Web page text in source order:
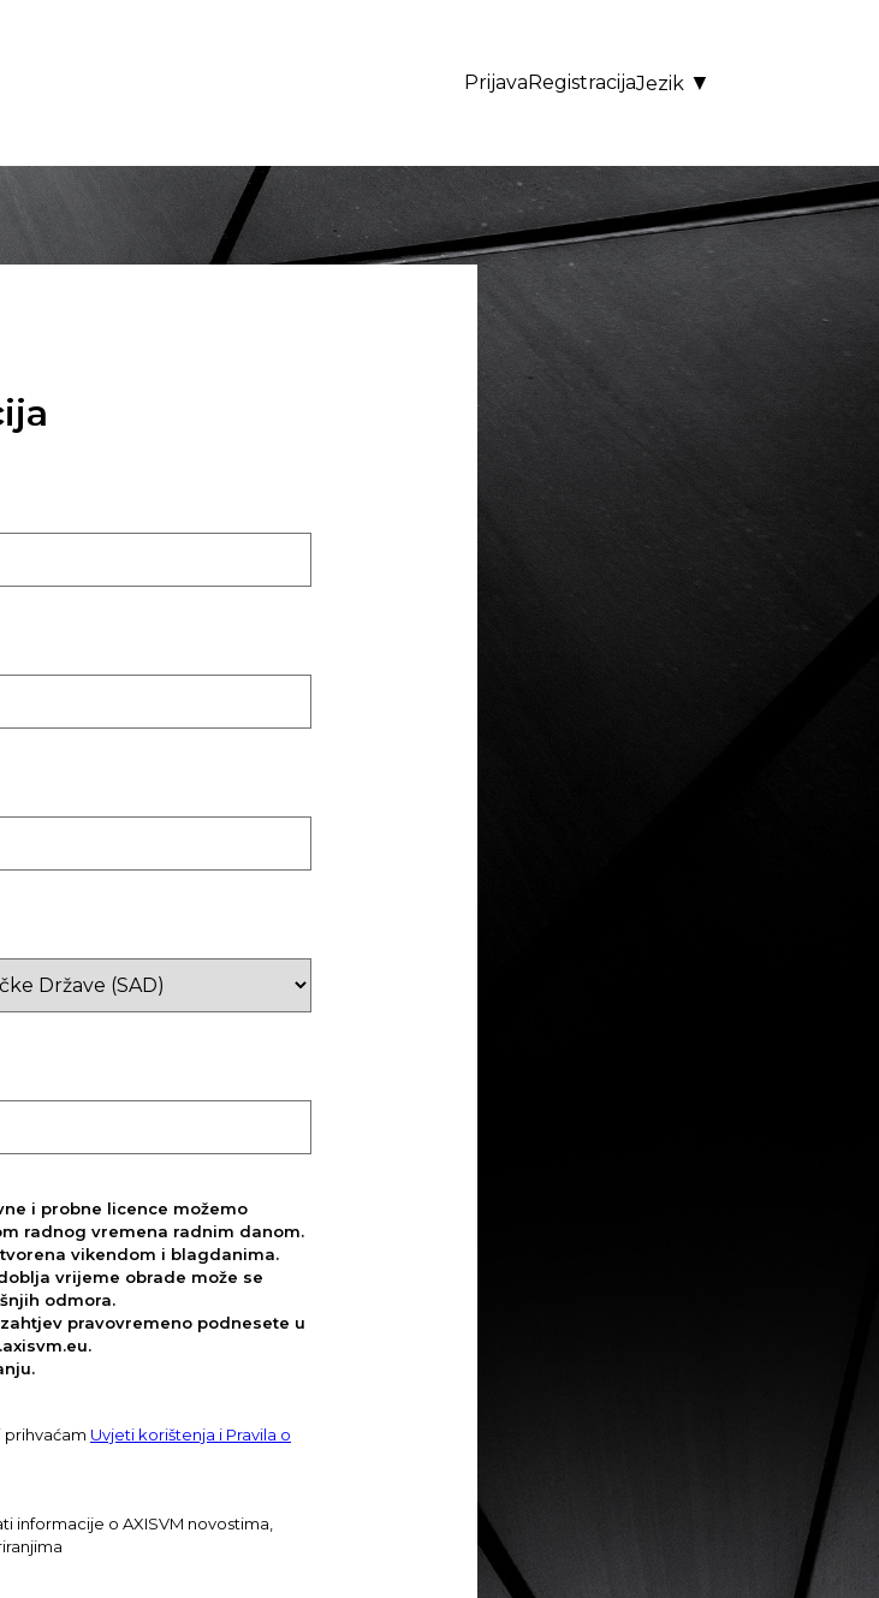
PrijavaRegistracijaJezik ▼
i probne licence možemo
radnog vremena radnim danom.
vikendom i blagdanima.
vrijeme obrade može se
odmora.
pravovremeno podnesete u
prihvaćam Uvjeti korištenja i Pravila o
informacije o AXISVM novostima,